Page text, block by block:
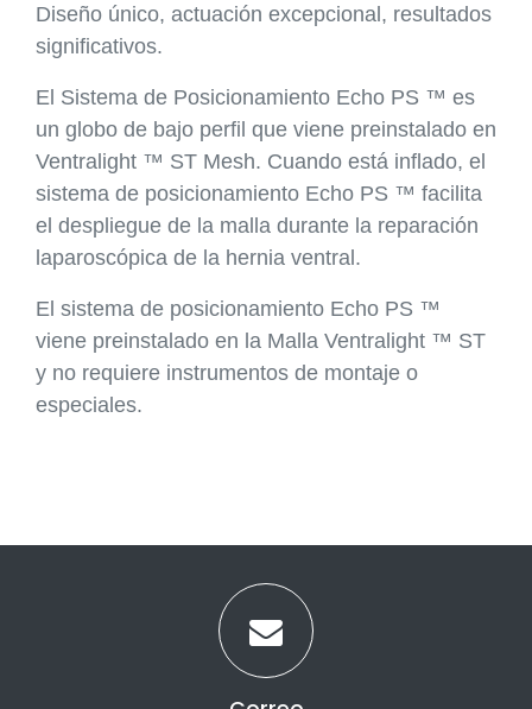
Diseño único, actuación excepcional, resultados
significativos.
El Sistema de Posicionamiento Echo PS ™ es
un globo de bajo perfil que viene preinstalado en
Ventralight ™ ST Mesh. Cuando está inflado, el
sistema de posicionamiento Echo PS ™ facilita
el despliegue de la malla durante la reparación
laparoscópica de la hernia ventral.
El sistema de posicionamiento Echo PS ™
viene preinstalado en la Malla Ventralight ™ ST
y no requiere instrumentos de montaje o
especiales.